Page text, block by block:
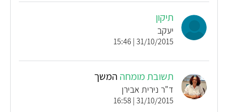
תיקון
יעקב
31/10/2015 | 15:46
תשובת מומחה המשך
ד"ר נירית אבירן
31/10/2015 | 16:58